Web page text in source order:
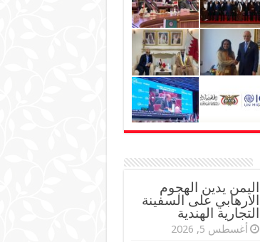
اليمن يدين الهجوم
الارهابي على السفينة
التجارية الهندية
أغسطس 5, 2026